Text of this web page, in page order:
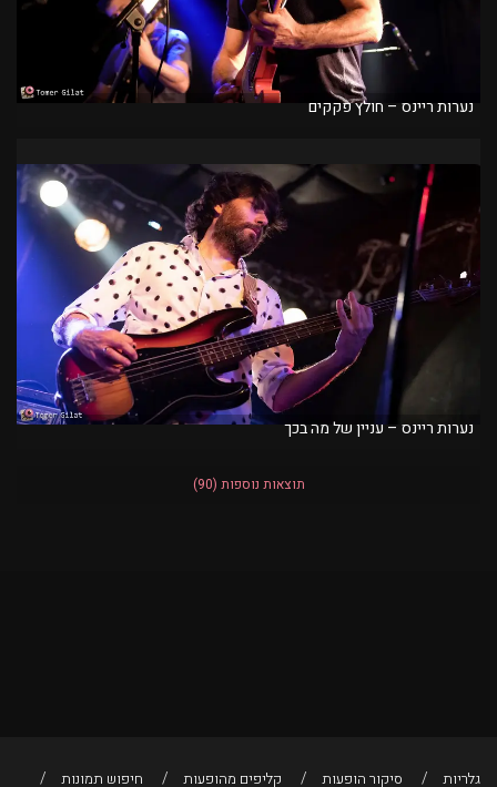
נערות ריינס – חולץ פקקים
נערות ריינס – עניין של מה בכך
תוצאות נוספות (90)
גלריות סיקור הופעות קליפים מהופעות חיפוש תמונות